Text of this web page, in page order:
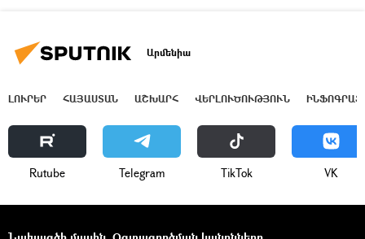
Արմենիա
ԼՈՒՐԵՐ ՀԱՅԱՍՏԱՆ ԱՇԽԱՐՀ ՎԵՐԼՈՒԾՈՒԹՅՈՒՆ
Rutube Telegram ТikТоk VK